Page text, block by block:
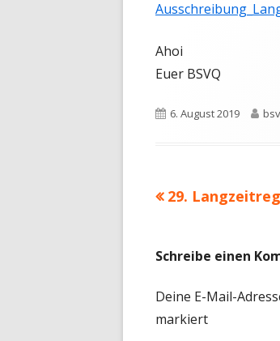
Ahoi
Euer BSVQ
Veröffentlicht
6. August 2019
Vorheriger
29.
Schreibe einen
Deine E-Mail-
markiert